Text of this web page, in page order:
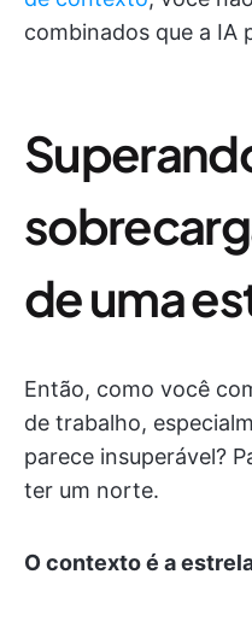
combinados que a IA
de uma
Então, como você
de trabalho,
parece insuperável?
ter um norte.
O contexto é a